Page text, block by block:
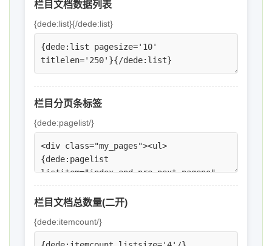
栏目文档数据列表
{dede:list}{/dede:list}
栏目分页条标签
{dede:pagelist/}
栏目文档总数量(二开)
{dede:itemcount/}